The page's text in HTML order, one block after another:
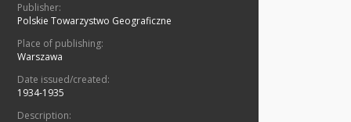
Publisher:
Polskie Towarzystwo Geograficzne
Place of publishing:
Warszawa
Date issued/created:
1934-1935
Description: